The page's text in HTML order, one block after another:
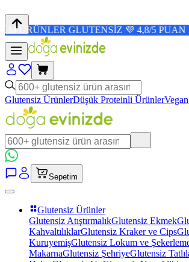
GLUTENSİZ 💜 4,8/5 PUAN 🛒
Glutensiz ÜrünlerDüşük Proteinli Ürünler
Sepetim
Glutensiz Ürünler
Glutensiz AtıştırmalıkGlutensiz Ekmek
KahvaltılıklarGlutensiz Kraker ve Cips
KuruyemişGlutensiz Lokum ve
MakarnaGlutensiz ŞehriyeGlutensiz